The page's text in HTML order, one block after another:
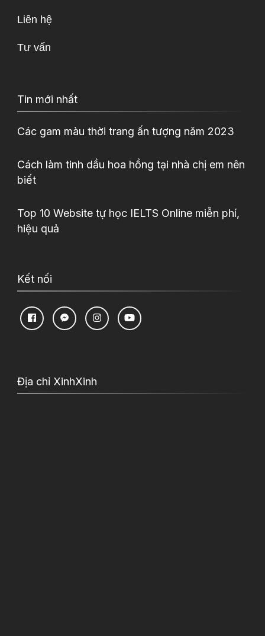
Liên hệ
Tư vấn
Tin mới nhất
Các gam màu thời trang ấn tượng năm 2023
Cách làm tinh dầu hoa hồng tại nhà chị em nên
biết
Top 10 Website tự học IELTS Online miễn phí,
hiệu quả
Kết nối
Địa chỉ XinhXinh